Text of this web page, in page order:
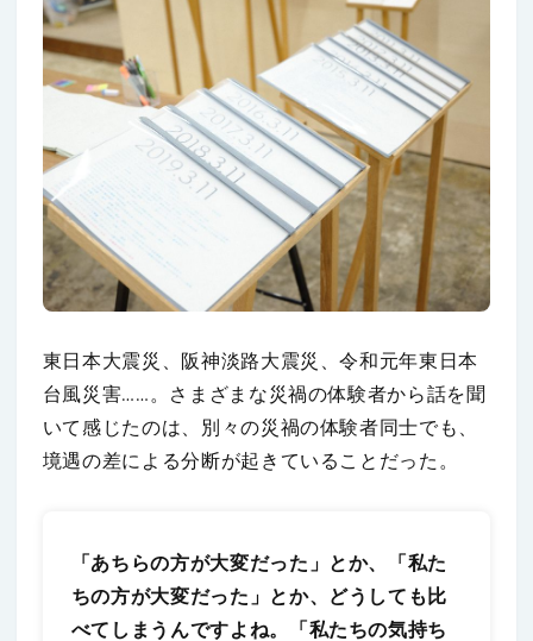
東日本大震災、阪神淡路大震災、令和元年東日本
台風災害……。さまざまな災禍の体験者から話を聞
いて感じたのは、別々の災禍の体験者同士でも、
境遇の差による分断が起きていることだった。
「あちらの方が大変だった」とか、「私た
ちの方が大変だった」とか、どうしても比
べてしまうんですよね。「私たちの気持ち